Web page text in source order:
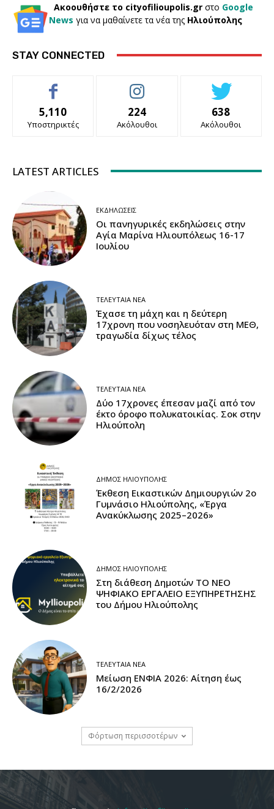
Ακοουθήστε το cityofilioupolis.gr στο Google
News για να μαθαίνετε τα νέα της Ηλιούπολης
STAY CONNECTED
5,110
Υποστηρικτές
224
Ακόλουθοι
638
Ακόλουθοι
LATEST ARTICLES
ΕΚΔΗΛΏΣΕΙΣ
Οι πανηγυρικές εκδηλώσεις στην
Αγία Μαρίνα Ηλιουπόλεως 16-17
Ιουλίου
ΤΕΛΕΥΤΑΊΑ ΝΈΑ
Έχασε τη μάχη και η δεύτερη
17χρονη που νοσηλευόταν στη ΜΕΘ,
τραγωδία δίχως τέλος
ΤΕΛΕΥΤΑΊΑ ΝΈΑ
Δύο 17χρονες έπεσαν μαζί από τον
έκτο όροφο πολυκατοικίας. Σοκ στην
Ηλιούπολη
ΔΉΜΟΣ ΗΛΙΟΎΠΟΛΗΣ
Έκθεση Εικαστικών Δημιουργιών 2ο
Γυμνάσιο Ηλιούπολης, «Έργα
Ανακύκλωσης 2025–2026»
ΔΉΜΟΣ ΗΛΙΟΎΠΟΛΗΣ
Στη διάθεση Δημοτών ΤΟ ΝΕΟ
ΨΗΦΙΑΚΟ ΕΡΓΑΛΕΙΟ ΕΞΥΠΗΡΕΤΗΣΗΣ
του Δήμου Ηλιούπολης
ΤΕΛΕΥΤΑΊΑ ΝΈΑ
Μείωση ΕΝΦΙΑ 2026: Αίτηση έως
16/2/2026
Φόρτωση περισσοτέρων